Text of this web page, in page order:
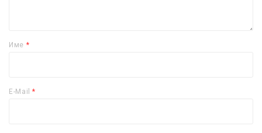
Име *
E-Mail*